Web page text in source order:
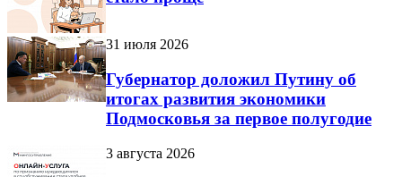
31 июля 2026
Губернатор доложил Путину об
итогах развития экономики
Подмосковья за первое полугодие
3 августа 2026